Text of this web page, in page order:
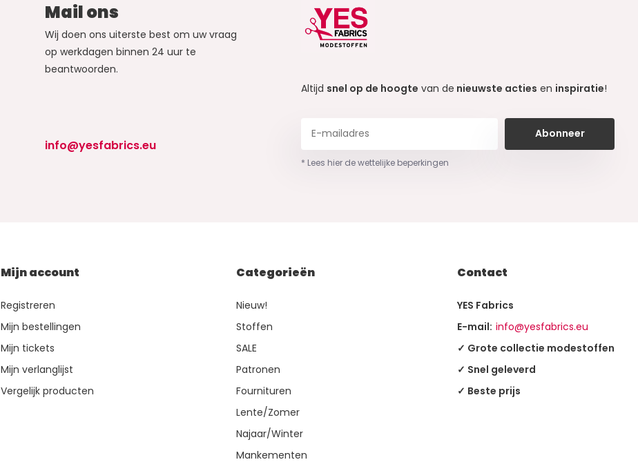
Mail ons
Wij doen ons uiterste best om uw vraag
op werkdagen binnen 24 uur te
beantwoorden.
info@yesfabrics.eu
Altijd snel op de hoogte van de nieuwste acties en inspiratie!
Abonneer
* Lees hier de wettelijke beperkingen
Mijn account
Registreren
Mijn bestellingen
Mijn tickets
Mijn verlanglijst
Vergelijk producten
Categorieën
Nieuw!
Stoffen
SALE
Patronen
Fournituren
Lente/Zomer
Najaar/Winter
Mankementen
Contact
YES Fabrics
E-mail: info@yesfabrics.eu
✓ Grote collectie modestoffen
✓ Snel geleverd
✓ Beste prijs